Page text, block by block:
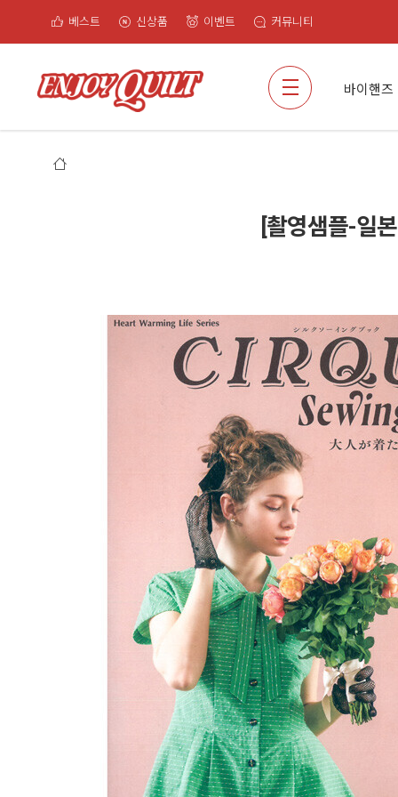
베스트 신상품 이벤트 커뮤니티
바이핸즈
[촬영샘플-일